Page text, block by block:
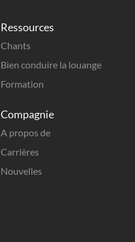
Ressources
Chants
Bien conduire la louange
Formation
Compagnie
A propos de
Carrières
Nouvelles